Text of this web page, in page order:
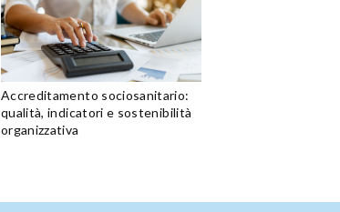
Accreditamento sociosanitario:
qualità, indicatori e sostenibilità
organizzativa